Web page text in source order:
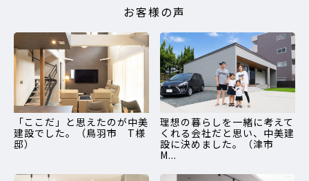
お客様の声
「ここだ」と思えたのが中美
建設でした。（鳥羽市 T様
邸）
理想の暮らしを一緒に考えて
くれる会社だと思い、中美建
設に決めました。（津市
M...